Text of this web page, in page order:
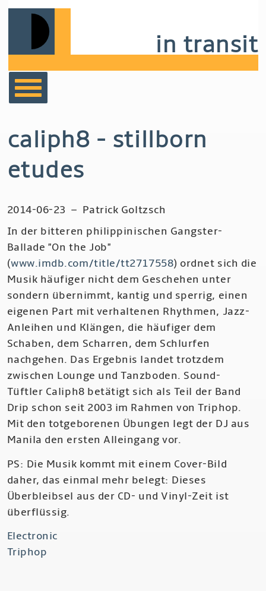
Skip
navigation
in transit
caliph8 - stillborn
etudes
2014-06-23 – Patrick Goltzsch
In der bitteren philippinischen Gangster-
Ballade "On the Job"
(www.imdb.com/title/tt2717558) ordnet sich die
Musik häufiger nicht dem Geschehen unter
sondern übernimmt, kantig und sperrig, einen
eigenen Part mit verhaltenen Rhythmen, Jazz-
Anleihen und Klängen, die häufiger dem
Schaben, dem Scharren, dem Schlurfen
nachgehen. Das Ergebnis landet trotzdem
zwischen Lounge und Tanzboden. Sound-
Tüftler Caliph8 betätigt sich als Teil der Band
Drip schon seit 2003 im Rahmen von Triphop.
Mit den totgeborenen Übungen legt der DJ aus
Manila den ersten Alleingang vor.
PS: Die Musik kommt mit einem Cover-Bild
daher, das einmal mehr belegt: Dieses
Überbleibsel aus der CD- und Vinyl-Zeit ist
überflüssig.
Electronic
Triphop